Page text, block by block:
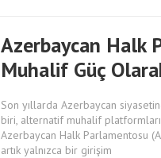
Azerbaycan Halk
Muhalif Güç
Son yıllarda Azerbaycan
biri, alternatif muhalif
Azerbaycan Halk Parlamentosu
artık yalnızca bir girişim